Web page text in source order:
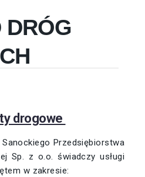
drogowe
Sanockiego Przedsiębiorstwa
Sp. z o.o. świadczy usługi
w zakresie: